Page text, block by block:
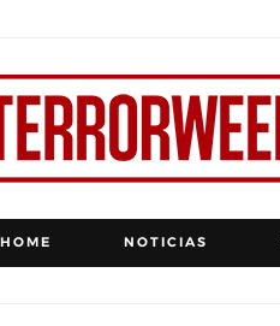
HOME NOTICIAS